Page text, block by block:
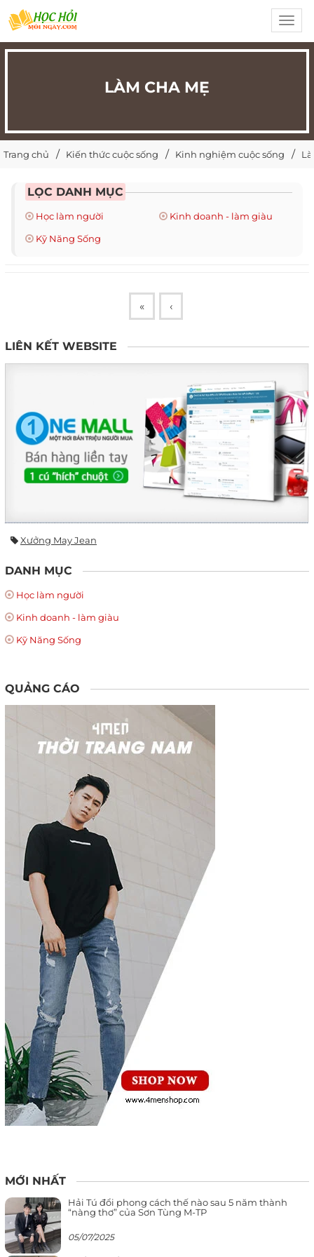
LÀM CHA MẸ
Trang chủ Kiến thức cuộc sống Kinh nghiệm cuộc sống
LỌC DANH MỤC
Học làm người
Kinh doanh - làm giàu
Kỹ Năng Sống
« ‹
LIÊN KẾT WEBSITE
Xưởng May Jean
DANH MỤC
Học làm người
Kinh doanh - làm giàu
Kỹ Năng Sống
QUẢNG CÁO
MỚI NHẤT
Hải Tú đổi phong cách thế nào sau 5 năm thành
“nàng thơ” của Sơn Tùng M-TP
05/07/2025